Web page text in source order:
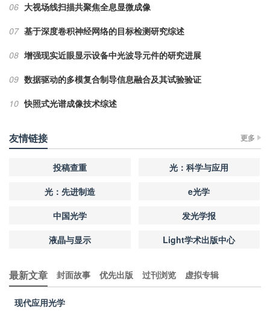
06 大视场线扫描共聚焦全息显微成像
07 基于深度卷积神经网络的目标检测研究综述
08 增强现实近眼显示设备中光波导元件的研究进展
09 数据驱动的多模复合制导信息融合及其试验验证
10 快照式光谱成像技术综述
友情链接 更多
投稿查重
光：科学与应用
光：先进制造
e光学
中国光学
发光学报
液晶与显示
Light学术出版中心
最新文章 封面故事 优先出版 过刊浏览 虚拟专辑
现代应用光学